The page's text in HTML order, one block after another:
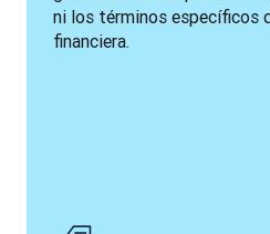
ni los términos específicos
financiera.